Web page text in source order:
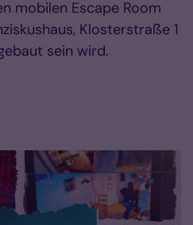
mobilen Escape Room
Klosterstraße 1
sein wird.